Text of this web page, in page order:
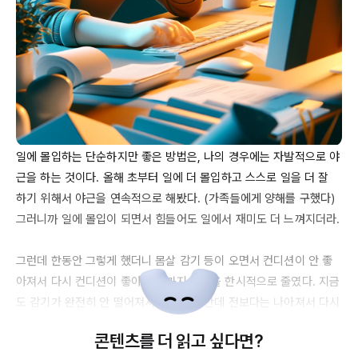
일에 몰입하는 단순하지만 좋은 방법은, 나의 경우에는 자발적으로 야
근을 하는 것이다. 올해 초부터 일에 더 몰입하고 스스로 일을 더 잘
하기 위해서 야근을 연속적으로 해봤다. (가족들에게 양해를 구했다)
그러니까 일에 몰입이 되면서 힘들어도 일에서 재미도 더 느껴지더라.
그런데 한동안 그렇게 했더니 몸살 감기 등이 오면서 컨디션이 안 좋
아져서 다시 컨디션이 좋아질 때까지 야근을 한시적으로 줄였다. 지금
도 감기가 완전히 안 떨어져서 별로이긴 한데 전보다는 나아져서 다시
콘텐츠를 더 읽고 싶다면?